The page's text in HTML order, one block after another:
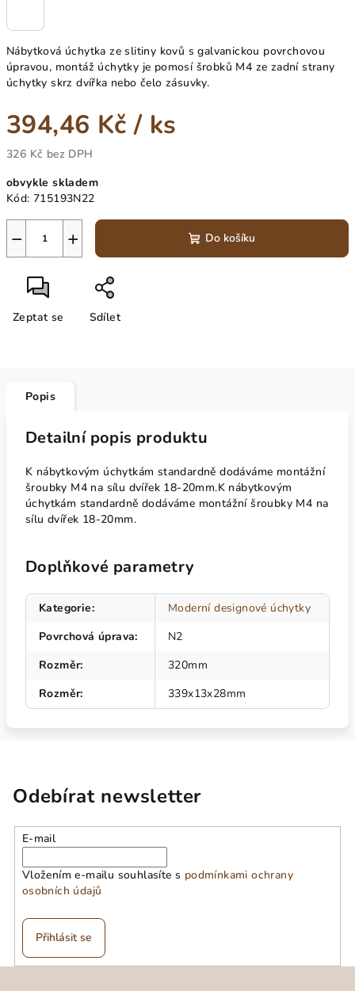
Nábytková úchytka ze slitiny kovů s galvanickou povrchovou
úpravou, montáž úchytky je pomosí šrobků M4 ze zadní strany
úchytky skrz dvířka nebo čelo zásuvky.
394,46 Kč/ ks
326 Kč bez DPH
cena:
obvykle skladem
Kód: 715193N22
+
− Do košíku
Zeptat se Sdílet
Popis
Detailní popis produktu
K nábytkovým úchytkám standardně dodáváme montážní
šroubky M4 na sílu dvířek 18-20mm.K nábytkovým
úchytkám standardně dodáváme montážní šroubky M4 na
sílu dvířek 18-20mm.
Doplňkové parametry
Kategorie:
Moderní designové úchytky
Povrchová úprava:
N2
Rozměr:
320mm
Rozměr: 339x13x28mm
Odebírat newsletter
E-mail
Vložením e-mailu souhlasíte s podmínkami ochrany
osobních údajů
Přihlásit se